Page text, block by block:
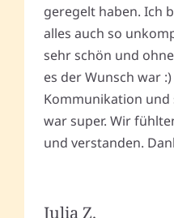
geregelt haben. Ich
alles auch so
sehr schön und
es der Wunsch war
Kommunikation und
war super. Wir
und verstanden.
Julia Z.